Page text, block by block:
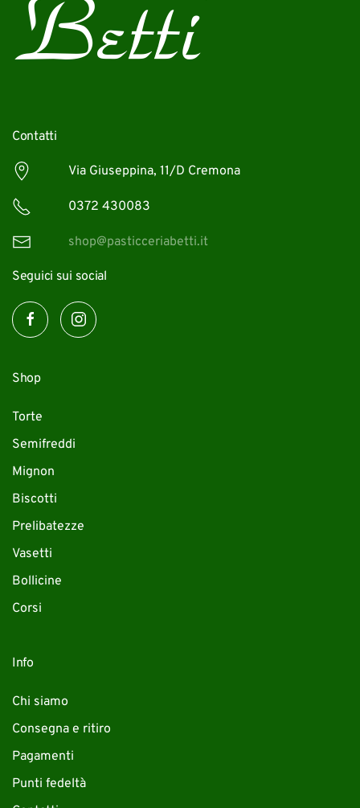
Contatti
Via Giuseppina, 11/D Cremona
0372 430083
shop@pasticceriabetti.it
Seguici sui social
Shop
Torte
Semifreddi
Mignon
Biscotti
Prelibatezze
Vasetti
Bollicine
Corsi
Info
Chi siamo
Consegna e ritiro
Pagamenti
Punti fedeltà